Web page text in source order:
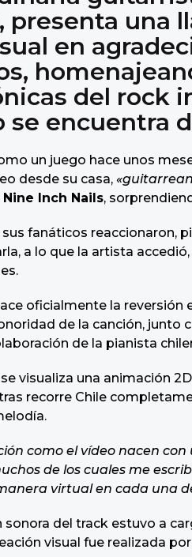
presenta una
en
del rock
se encuentra
un juego hace unos
desde su casa,
Nine Inch Nails,
fanáticos reaccionaron,
a lo que la artista
oficialmente la reversión
de la canción, junto
de la pianista
visualiza una animación
recorre Chile
como el vídeo nacen
de los cuales me
virtual en cada una
sonora del track estuvo a
visual fue realizada